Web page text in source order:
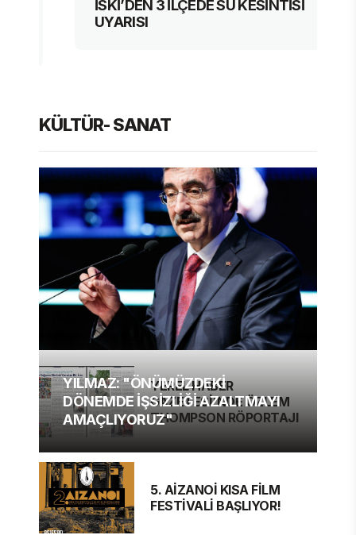
İSKİ’DEN 3 İLÇEDE SU KESİNTİSİ
UYARISI
KÜLTÜR- SANAT
YILMAZ: "ÖNÜMÜZDEKİ
DÖNEMDE İŞSİZLİĞİ AZALTMAYI
AMAÇLIYORUZ"
YEREL HABER
GAZETESİ'NDE ÖZLEM
THOMPSON RÖPORTAJI
5. AİZANOİ KISA FİLM
FESTİVALİ BAŞLIYOR!